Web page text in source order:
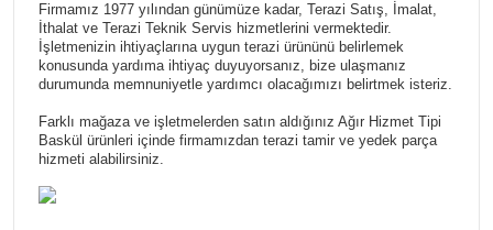
Firmamız 1977 yılından günümüze kadar, Terazi Satış, İmalat,
İthalat ve Terazi Teknik Servis hizmetlerini vermektedir.
İşletmenizin ihtiyaçlarına uygun terazi ürününü belirlemek
konusunda yardıma ihtiyaç duyuyorsanız, bize ulaşmanız
durumunda memnuniyetle yardımcı olacağımızı belirtmek isteriz.
Farklı mağaza ve işletmelerden satın aldığınız Ağır Hizmet Tipi
Baskül ürünleri içinde firmamızdan terazi tamir ve yedek parça
hizmeti alabilirsiniz.